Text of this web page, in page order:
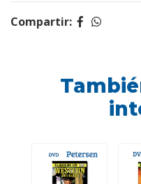
Compartir: